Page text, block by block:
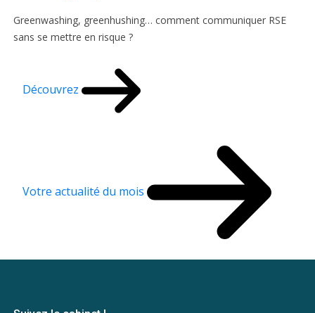
Greenwashing, greenhushing… comment communiquer RSE
sans se mettre en risque ?
Découvrez
Votre actualité du mois